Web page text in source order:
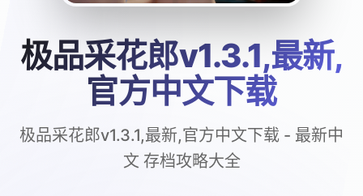
极品采花郎v1.3.1,最新,
官方中文下载
极品采花郎v1.3.1,最新,官方中文下载 - 最新中
文 存档攻略大全